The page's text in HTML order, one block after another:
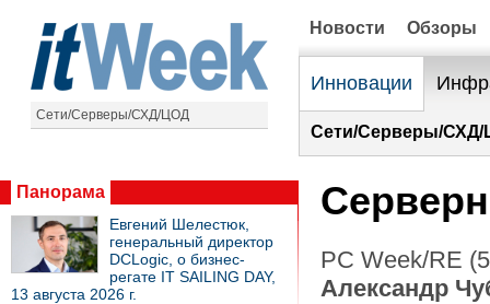
Сети/Серверы/СХД/ЦОД
Новости Обзоры
Инновации
Сети/Серверы/
Панорама
Евгений Шелестюк,
генеральный директор
DCLogic, о бизнес-
регате IT SAILING DAY,
13 августа 2026 г.
PC Week/RE
Александр